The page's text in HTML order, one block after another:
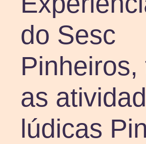
do Sesc
Pinheiros,
as
lúdicas